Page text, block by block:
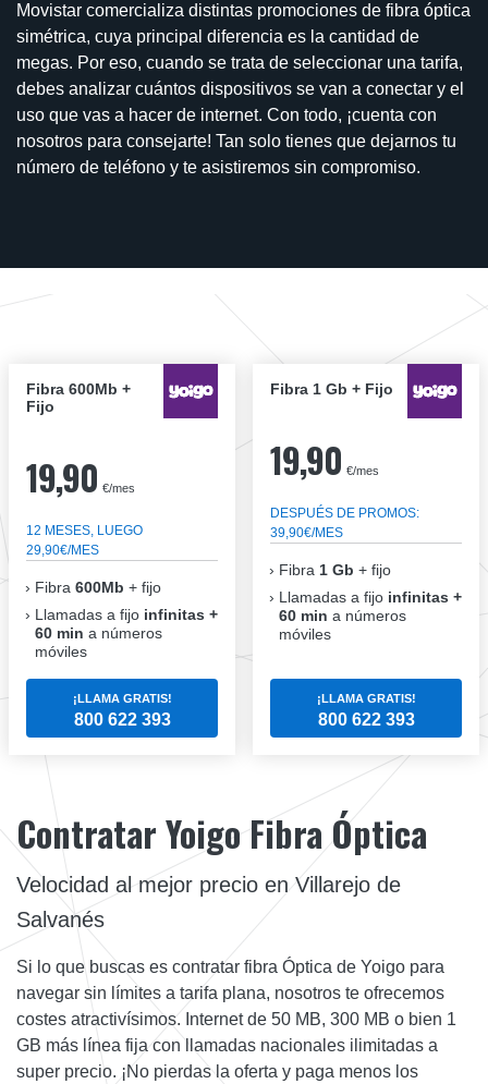
Movistar comercializa distintas promociones de fibra óptica
simétrica, cuya principal diferencia es la cantidad de
megas. Por eso, cuando se trata de seleccionar una tarifa,
debes analizar cuántos dispositivos se van a conectar y el
uso que vas a hacer de internet. Con todo, ¡cuenta con
nosotros para consejarte! Tan solo tienes que dejarnos tu
número de teléfono y te asistiremos sin compromiso.
Fibra 600Mb +
Fijo
19,90 €/mes
12 MESES, LUEGO
29,90€/MES
Fibra 600Mb + fijo
Llamadas a fijo infinitas +
60 min a números
móviles
¡LLAMA GRATIS!
800 622 393
Fibra 1 Gb + Fijo
19,90 €/mes
DESPUÉS DE PROMOS:
39,90€/MES
Fibra 1 Gb + fijo
Llamadas a fijo infinitas +
60 min a números
móviles
¡LLAMA GRATIS!
800 622 393
Contratar Yoigo Fibra Óptica
Velocidad al mejor precio en Villarejo de
Salvanés
Si lo que buscas es contratar fibra Óptica de Yoigo para
navegar sin límites a tarifa plana, nosotros te ofrecemos
costes atractivísimos. Internet de 50 MB, 300 MB o bien 1
GB más línea fija con llamadas nacionales ilimitadas a
super precio. ¡No pierdas la oferta y paga menos los